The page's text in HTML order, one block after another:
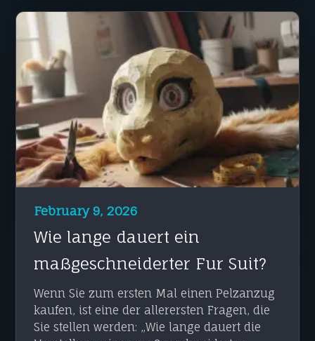
February 9, 2026
Wie lange dauert ein
maßgeschneiderter Fur Suit?
Wenn Sie zum ersten Mal einen Pelzanzug
kaufen, ist eine der allerersten Fragen, die
Sie stellen werden: „Wie lange dauert die